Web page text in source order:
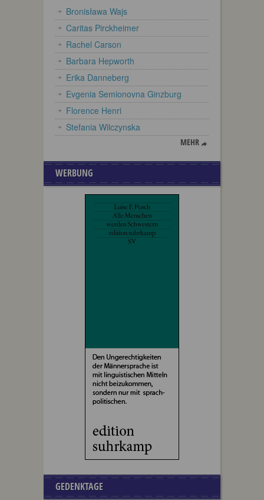
Bronisława Wajs
Caritas Pirckheimer
Rachel Carson
Barbara Hepworth
Erika Danneberg
Evgenia Semionovna Ginzburg
Florence Henri
Stefania Wilczynska
MEHR
WERBUNG
GEDENKTAGE